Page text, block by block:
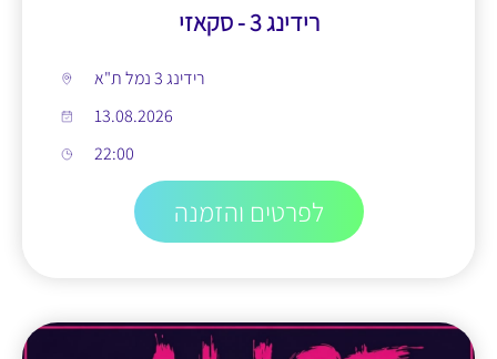
רידינג 3 - סקאזי
רידינג 3 נמל ת"א
13.08.2026
22:00
לפרטים והזמנה